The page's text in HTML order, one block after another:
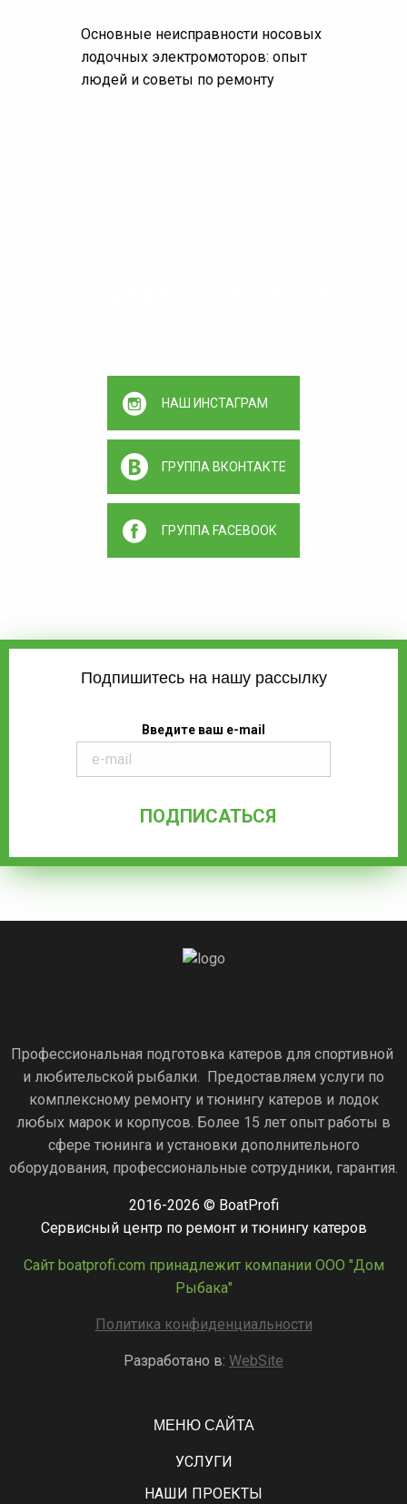
Основные неисправности носовых
лодочных электромоторов: опыт
людей и советы по ремонту
НАШ ИНСТАГРАМ
ГРУППА ВКОНТАКТЕ
ГРУППА FACEBOOK
Подпишитесь на нашу рассылку
Введите ваш e-mail
Профессиональная подготовка катеров для спортивной
и любительской рыбалки. Предоставляем услуги по
комплексному ремонту и тюнингу катеров и лодок
любых марок и корпусов. Более 15 лет опыт работы в
сфере тюнинга и установки дополнительного
оборудования, профессиональные сотрудники, гарантия.
2016-2026 © BoatProfi
Сервисный центр по ремонт и тюнингу катеров
Сайт boatprofi.com принадлежит компании ООО "Дом
Рыбака"
Политика конфиденциальности
Разработано в: WebSite
МЕНЮ САЙТА
УСЛУГИ
НАШИ ПРОЕКТЫ